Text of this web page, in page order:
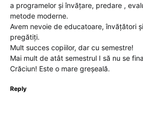
a programelor și învățare, predare ,
metode moderne.
Avem nevoie de educatoare, învățători
pregătiți.
Mult succes copiilor, dar cu semestre!
Mai mult de atât semestrul I să nu se
Crăciun! Este o mare greșeală.
Reply